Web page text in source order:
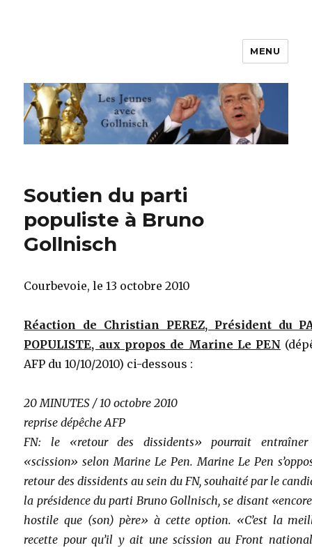
Les jeunes avec Gollnisch
MENU
Soutien du parti
populiste à Bruno
Gollnisch
Courbevoie, le 13 octobre 2010
Réaction de Christian PEREZ, Président du
POPULISTE, aux propos de Marine Le PEN
AFP du 10/10/2010) ci-dessous :
20 MINUTES / 10 octobre 2010
reprise dépêche AFP
FN: le «retour des dissidents» pourrait
«scission» selon Marine Le Pen. Marine Le Pen
retour des dissidents au sein du FN, souhaité par le
la présidence du parti Bruno Gollnisch, se disant
hostile que (son) père» à cette option. «C’est la
recette pour qu’il y ait une scission au Front